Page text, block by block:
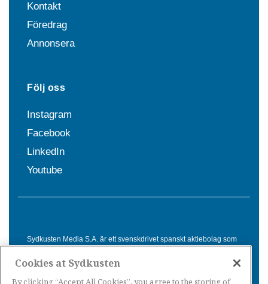
Kontakt
Föredrag
Annonsera
Följ oss
Instagram
Facebook
LinkedIn
Youtube
Sydkusten Media S.A. är ett svenskdrivet spanskt aktiebolag som
Spanien. Genom nyhetsbevakning av hela Spanien, med bas på
Cookies at Sydkusten